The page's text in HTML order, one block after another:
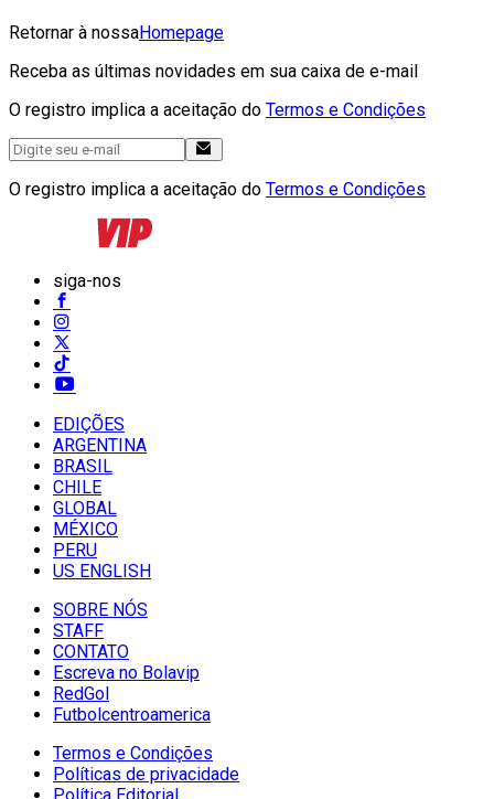
Retornar à nossaHomepage
Receba as últimas novidades em sua caixa de e-mail
O registro implica a aceitação do Termos e Condições
O registro implica a aceitação do Termos e Condições
siga-nos
EDIÇÕES
ARGENTINA
BRASIL
CHILE
GLOBAL
MÉXICO
PERU
US ENGLISH
SOBRE NÓS
STAFF
CONTATO
Escreva no Bolavip
RedGol
Futbolcentroamerica
Termos e Condições
Políticas de privacidade